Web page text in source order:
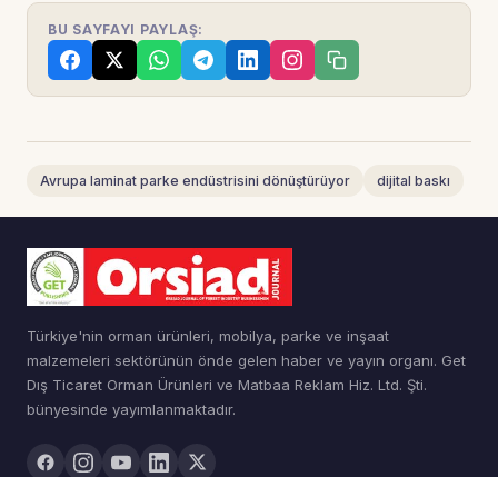
BU SAYFAYI PAYLAŞ:
Avrupa laminat parke endüstrisini dönüştürüyor dijital baskı
Türkiye'nin orman ürünleri, mobilya, parke ve inşaat
malzemeleri sektörünün önde gelen haber ve yayın organı. Get
Dış Ticaret Orman Ürünleri ve Matbaa Reklam Hiz. Ltd. Şti.
bünyesinde yayımlanmaktadır.